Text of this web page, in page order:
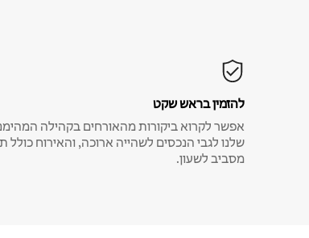
להזמין בראש שקט
אפשר לקרוא ביקורות מהאורחים בקהילה
שלנו לגבי הנכסים לשהייה ארוכה, והאירוח כולל
מסביב לשעון.